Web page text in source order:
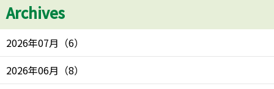
Archives
2026年07月 （6）
2026年06月 （8）